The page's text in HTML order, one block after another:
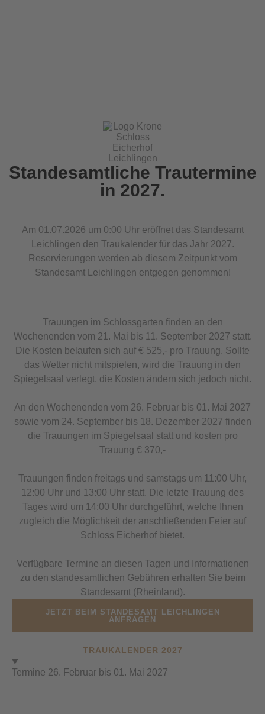
Standesamtliche Trautermine
in 2027.
Am 01.07.2026 um 0:00 Uhr eröffnet das Standesamt
Leichlingen den Traukalender für das Jahr 2027.
Reservierungen werden ab diesem Zeitpunkt vom
Standesamt Leichlingen entgegen genommen!
Trauungen im Schlossgarten finden an den
Wochenenden vom 21. Mai bis 11. September 2027 statt.
Die Kosten belaufen sich auf € 525,- pro Trauung. Sollte
das Wetter nicht mitspielen, wird die Trauung in den
Spiegelsaal verlegt, die Kosten ändern sich jedoch nicht.
An den Wochenenden vom 26. Februar bis 01. Mai 2027
sowie vom 24. September bis 18. Dezember 2027 finden
die Trauungen im Spiegelsaal statt und kosten pro
Trauung € 370,-
Trauungen finden freitags und samstags um 11:00 Uhr,
12:00 Uhr und 13:00 Uhr statt. Die letzte Trauung des
Tages wird um 14:00 Uhr durchgeführt, welche Ihnen
zugleich die Möglichkeit der anschließenden Feier auf
Schloss Eicherhof bietet.
Verfügbare Termine an diesen Tagen und Informationen
zu den standesamtlichen Gebühren erhalten Sie beim
Standesamt (Rheinland).
JETZT BEIM STANDESAMT LEICHLINGEN
ANFRAGEN
TRAUKALENDER 2027
Termine 26. Februar bis 01. Mai 2027